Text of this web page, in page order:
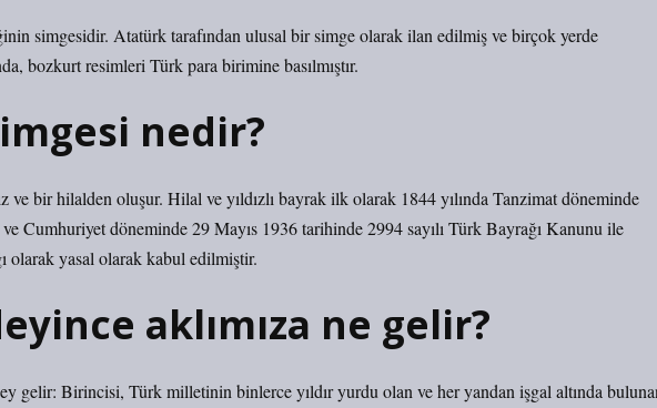
simgesidir. Atatürk tarafından ulusal bir simge olarak ilan edilmiş ve birçok yerde
bozkurt resimleri Türk para birimine basılmıştır.
nedir?
ve bir hilalden oluşur. Hilal ve yıldızlı bayrak ilk olarak 1844 yılında Tanzimat döneminde
Cumhuriyet döneminde 29 Mayıs 1936 tarihinde 2994 sayılı Türk Bayrağı Kanunu ile
olarak yasal olarak kabul edilmiştir.
aklımıza ne gelir?
gelir: Birincisi, Türk milletinin binlerce yıldır yurdu olan ve her yandan işgal altında